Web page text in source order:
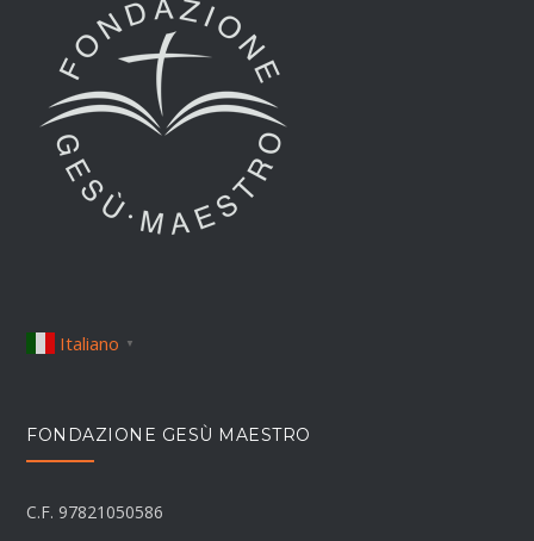
Italiano ▼
FONDAZIONE GESÙ MAESTRO
C.F. 97821050586